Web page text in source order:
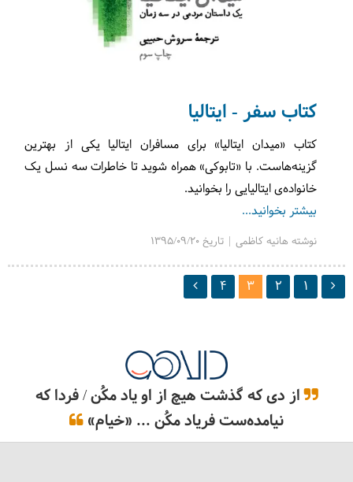
کتاب سفر - ایتالیا
کتاب «میدان ایتالیا» برای مسافران ایتالیا یکی از بهترین
گزینه‌هاست. با «تابوکی» همراه شوید تا خاطرات سه نسل یک
خانواده‌ی ایتالیایی را بخوانید.
بیشتر بخوانید...
نوشته هانیه کاظمی | تاریخ 1395/09/20
1
2
3
4
از دی که گذشت هیچ از او یاد مکُن / فردا که
نیامده‌ست فریاد مکُن ... «خیام»